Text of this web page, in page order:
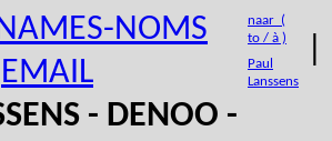
NOMS
EMAIL
naar (
to / à )
Paul
Lanssens
- DENOO -